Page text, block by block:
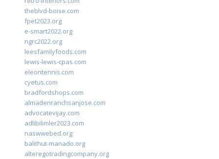
theblvd-boise.com
fpet2023.org
e-smart2022.org
ngrc2022.org
leesfamilyfoods.com
lewis-lewis-cpas.com
eleontennis.com
cyetus.com
bradfordshops.com
almadenranchsanjose.com
advocatevijay.com
adlibilimler2023.com
naswwebed.org
balithut-manado.org
alteregotradingcompany.org